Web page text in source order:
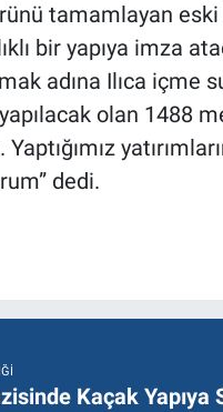
tamamlayan eski
bir yapıya imza
adına Ilıca içme
olan 1488
dedi.
Kaçak Yapıya